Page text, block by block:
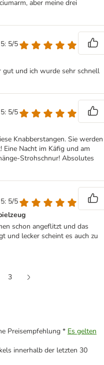
aber meine drei
5/5
gut und ich wurde sehr schnell
5/5
Knabberstangen. Sie werden
Nacht im Käfig und am
Strohschnur! Absolutes
5/5
schon angeflitzt und das
und lecker scheint es auch zu
3
Preisempfehlung * Es gelten
innerhalb der letzten 30